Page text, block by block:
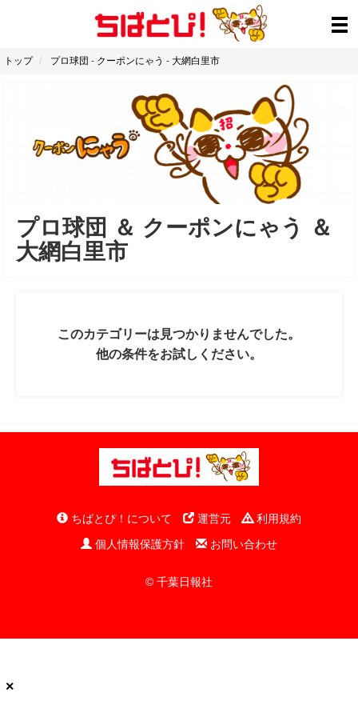
トップ プロ球団 - クーポンにゃう - 大網白里市
プロ球団 ＆ クーポンにゃう
＆
大網白里市
このカテゴリーは見つかりませんでした。
他の条件をお試しください。
ちばとぴ！について 運営元
利用規約
個人情報保護方針
お問い合わせ
© 千葉日報社
×